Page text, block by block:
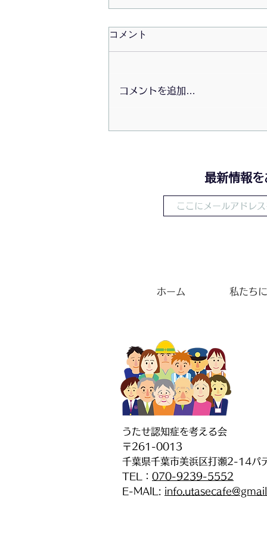
コメント
コメントを追加…
最新情報
ホーム 私たち
うたせ認知症を考える会
〒261-0013
千葉県千葉市美浜区打瀬2-14パ
TEL： 070-9239-5552
E-MAIL: